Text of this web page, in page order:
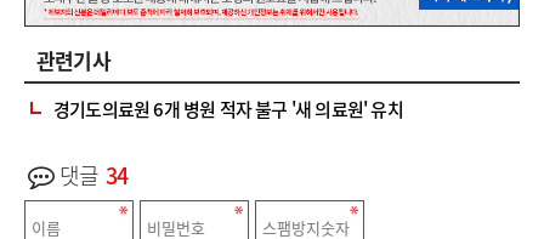
관련기사
경기도의료원 6개 병원 적자 불구 '새 의료원' 유치
댓글 34